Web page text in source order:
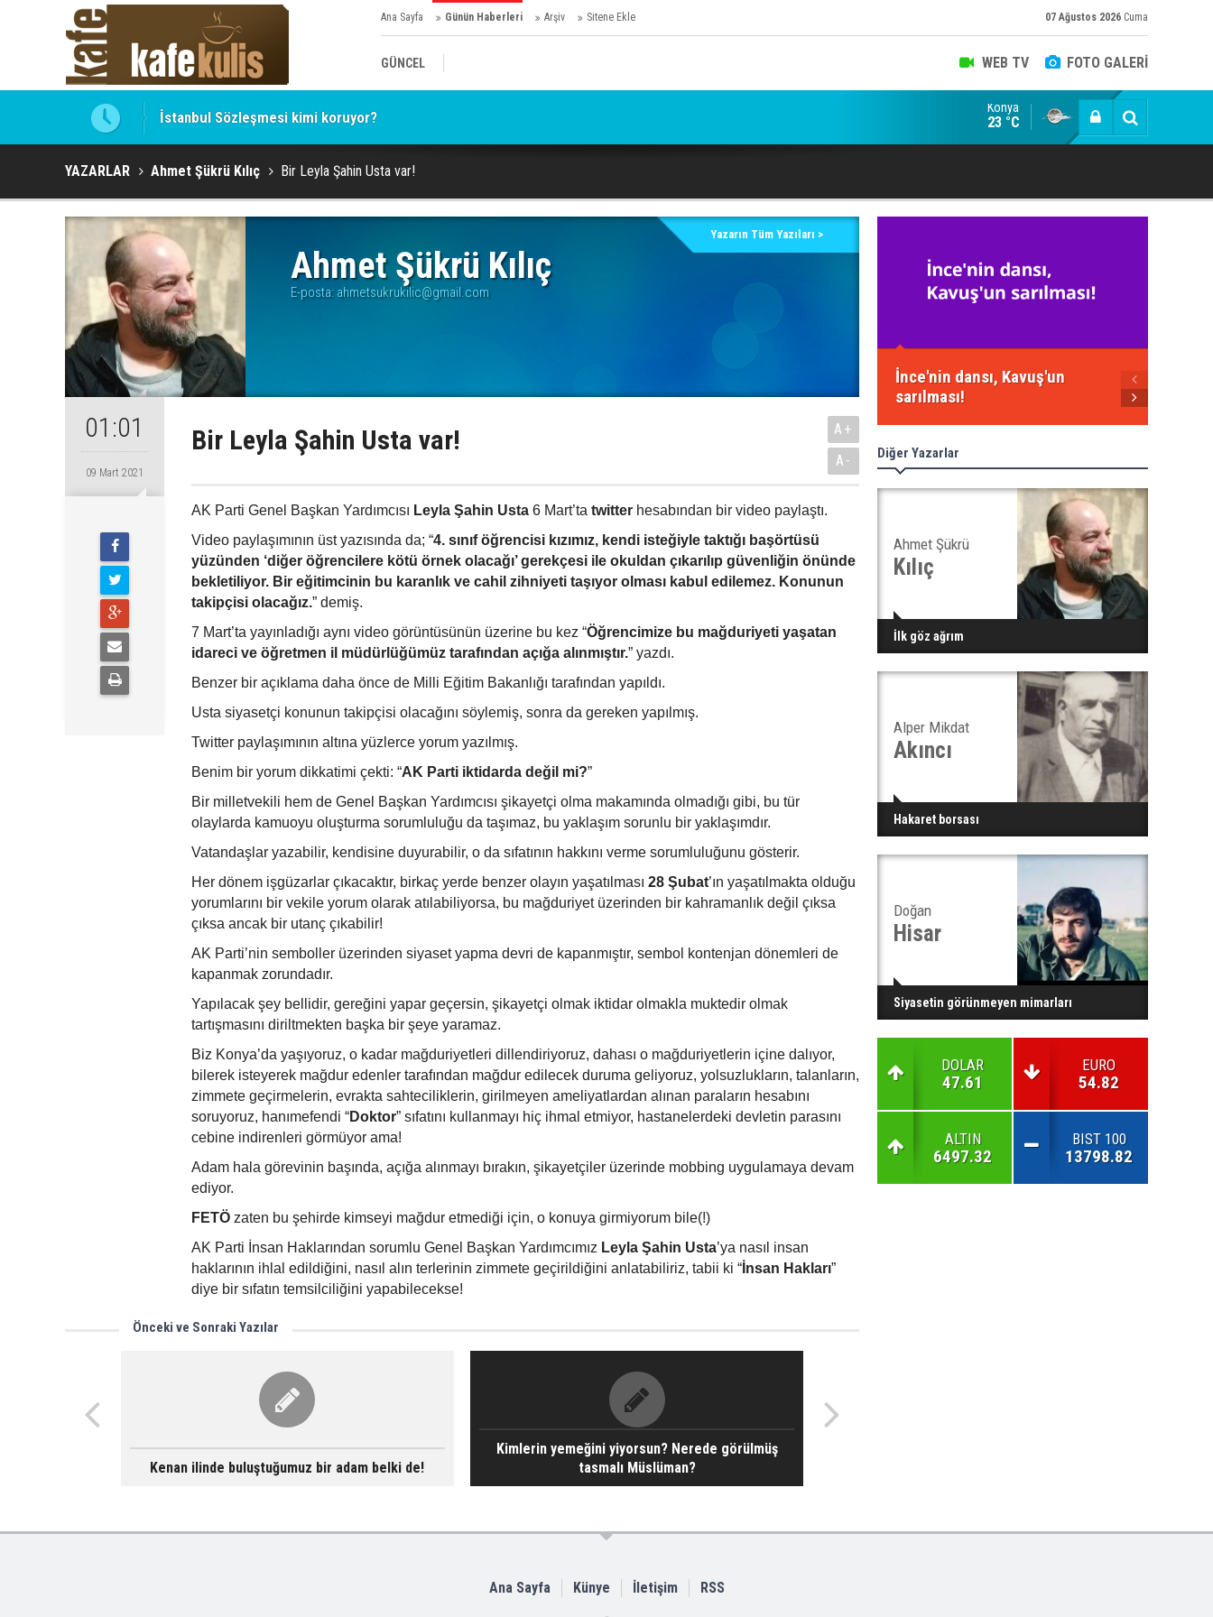
Ana Sayfa Günün Haberleri Arşiv Sitene Ekle 07 Ağustos 2026 Cuma
WEB TV FOTO GALERİ
GÜNCEL
İstanbul Sözleşmesi kimi koruyor? Hocaefendi, ekonomist, militan Hasan Hüseyin Varol
Konya
23 °C
YAZARLAR Ahmet Şükrü Kılıç Bir Leyla Şahin Usta var!
Ahmet Şükrü Kılıç
E-posta: ahmetsukrukilic@gmail.com
Yazarın Tüm Yazıları >
01:01
09 Mart 2021
Bir Leyla Şahin Usta var!
A+
A-
AK Parti Genel Başkan Yardımcısı Leyla Şahin Usta 6 Mart’ta twitter hesabından bir video paylaştı.
Video paylaşımının üst yazısında da; “4. sınıf öğrencisi kızımız, kendi isteğiyle taktığı başörtüsü
yüzünden ‘diğer öğrencilere kötü örnek olacağı’ gerekçesi ile okuldan çıkarılıp güvenliğin önünde
bekletiliyor. Bir eğitimcinin bu karanlık ve cahil zihniyeti taşıyor olması kabul edilemez. Konunun
takipçisi olacağız.” demiş.
7 Mart’ta yayınladığı aynı video görüntüsünün üzerine bu kez “Öğrencimize bu mağduriyeti yaşatan
idareci ve öğretmen il müdürlüğümüz tarafından açığa alınmıştır.” yazdı.
Benzer bir açıklama daha önce de Milli Eğitim Bakanlığı tarafından yapıldı.
Usta siyasetçi konunun takipçisi olacağını söylemiş, sonra da gereken yapılmış.
Twitter paylaşımının altına yüzlerce yorum yazılmış.
Benim bir yorum dikkatimi çekti: “AK Parti iktidarda değil mi?”
Bir milletvekili hem de Genel Başkan Yardımcısı şikayetçi olma makamında olmadığı gibi, bu tür
olaylarda kamuoyu oluşturma sorumluluğu da taşımaz, bu yaklaşım sorunlu bir yaklaşımdır.
Vatandaşlar yazabilir, kendisine duyurabilir, o da sıfatının hakkını verme sorumluluğunu gösterir.
Her dönem işgüzarlar çıkacaktır, birkaç yerde benzer olayın yaşatılması 28 Şubat’ın yaşatılmakta olduğu
yorumlarını bir vekile yorum olarak atılabiliyorsa, bu mağduriyet üzerinden bir kahramanlık değil çıksa
çıksa ancak bir utanç çıkabilir!
AK Parti’nin semboller üzerinden siyaset yapma devri de kapanmıştır, sembol kontenjan dönemleri de
kapanmak zorundadır.
Yapılacak şey bellidir, gereğini yapar geçersin, şikayetçi olmak iktidar olmakla muktedir olmak
tartışmasını diriltmekten başka bir şeye yaramaz.
Biz Konya’da yaşıyoruz, o kadar mağduriyetleri dillendiriyoruz, dahası o mağduriyetlerin içine dalıyor,
bilerek isteyerek mağdur edenler tarafından mağdur edilecek duruma geliyoruz, yolsuzlukların, talanların,
zimmete geçirmelerin, evrakta sahteciliklerin, girilmeyen ameliyatlardan alınan paraların hesabını
soruyoruz, hanımefendi “Doktor” sıfatını kullanmayı hiç ihmal etmiyor, hastanelerdeki devletin parasını
cebine indirenleri görmüyor ama!
Adam hala görevinin başında, açığa alınmayı bırakın, şikayetçiler üzerinde mobbing uygulamaya devam
ediyor.
FETÖ zaten bu şehirde kimseyi mağdur etmediği için, o konuya girmiyorum bile(!)
AK Parti İnsan Haklarından sorumlu Genel Başkan Yardımcımız Leyla Şahin Usta’ya nasıl insan
haklarının ihlal edildiğini, nasıl alın terlerinin zimmete geçirildiğini anlatabiliriz, tabii ki “ İnsan Hakları”
diye bir sıfatın temsilciliğini yapabilecekse!
Önceki ve Sonraki Yazılar
Kenan ilinde buluştuğumuz bir adam belki de!
Kimlerin yemeğini yiyorsun? Nerede görülmüş
tasmalı Müslüman?
İnce'nin dansı, Kavuş'un
sarılması!
Diğer Yazarlar
Ahmet Şükrü
Kılıç
İlk göz ağrım
Alper Mikdat
Akıncı
Hakaret borsası
Doğan
Hisar
Siyasetin görünmeyen mimarları
DOLAR
47.61
EURO
54.82
ALTIN
6497.32
BIST 100
13798.82
Ana Sayfa Künye İletişim RSS